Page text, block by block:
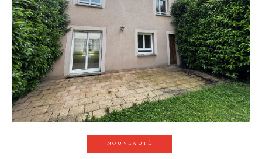
NOUVEAUTÉ